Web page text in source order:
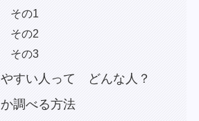
その1
その2
その3
すい人って どんな人？
調べる方法